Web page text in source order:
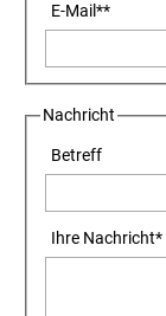
E-Mail**
Nachricht
Betreff
Ihre Nachricht*